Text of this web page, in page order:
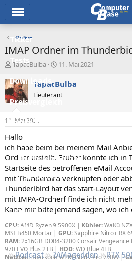
Ticker
Tests
Downloads
Preisvergleich
Forum
Aktuelles
Empfohlene Inhalte
Neue Beiträge
Neueste Aktivitäten
Leserartikel
Regeln
Podcast RAMageddon
RTX
Online
IMAP Ordner im
E
s
t
e
e
r
TapacBulba
E
s
e
t
m
11. Mai 2021
TapacBulba
Lieutenant
11. Mai 2021
Hallo
ich habe beim bei meinem Mail
Ordner erstellt. Früher konnte ich in
Startseite des betroffenen eMail
mit Thunderbird verknüpfen oder
Thunderibird hat das Start-Layout
mit IMPA-Ordnerf finde ich nicht
Kann mir bitte jemand sagen, wo ich
CPU:AMD Ryzen 9 5900X | Kühler:WaKü
MSI B450 Mortar | GPU:Sapphire Nitro+ RX
RAM:2x16GB DDR4-3200 Corsair Vengeance
970 EVO Plus 2TB | HDD:WD Blue 4TB
Netzteil:Sharkoon WPM Gold Zero 750W |